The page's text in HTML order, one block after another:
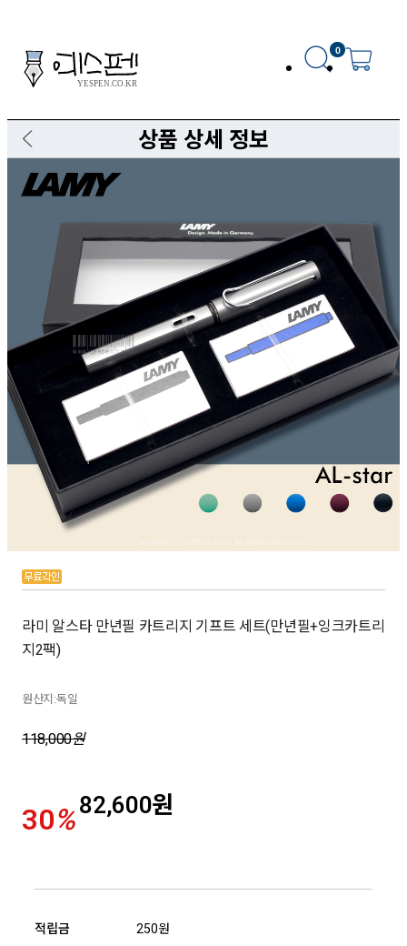
0
상품 상세 정보
라미 알스타 만년필 카트리지 기프트 세트(만년필+잉크카트리
지2팩)
원산지:독일
118,000원
30%82,600원
적립금 250원